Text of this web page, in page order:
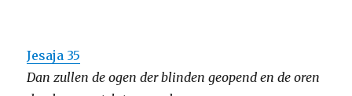
Jesaja 35
Dan zullen de ogen der blinden geopend en de oren